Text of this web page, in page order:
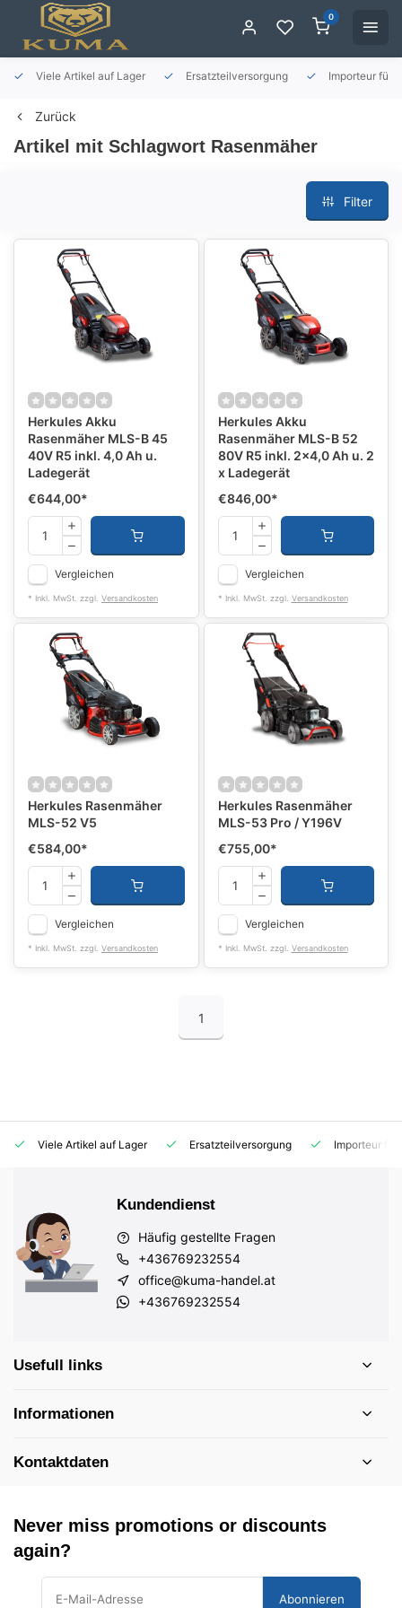
0
Viele Artikel auf Lager Ersatzteilversorgung Importeur für
Zurück
Artikel mit Schlagwort Rasenmäher
Filter
Herkules Akku
Rasenmäher MLS-B 45
40V R5 inkl. 4,0 Ah u.
Ladegerät
€644,00*
Vergleichen
* Inkl. MwSt. zzgl. Versandkosten
Herkules Akku
Rasenmäher MLS-B 52
80V R5 inkl. 2x4,0 Ah u. 2
x Ladegerät
€846,00*
Vergleichen
* Inkl. MwSt. zzgl. Versandkosten
Herkules Rasenmäher
MLS-52 V5
€584,00*
Vergleichen
* Inkl. MwSt. zzgl. Versandkosten
Herkules Rasenmäher
MLS-53 Pro / Y196V
€755,00*
Vergleichen
* Inkl. MwSt. zzgl. Versandkosten
1
Viele Artikel auf Lager Ersatzteilversorgung Importeur für
Kundendienst
Häufig gestellte Fragen
+436769232554
office@kuma-handel.at
+436769232554
Usefull links
Informationen
Kontaktdaten
Never miss promotions or discounts
again?
Abonnieren